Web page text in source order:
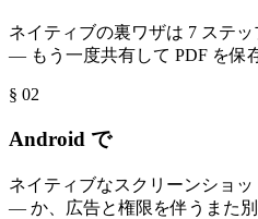
ネイティブの裏ワザは 7 ステ
— もう一度共有して PDF を保
§ 02
Android で
ネイティブなスクリーンショ
— か、広告と権限を伴うまた別